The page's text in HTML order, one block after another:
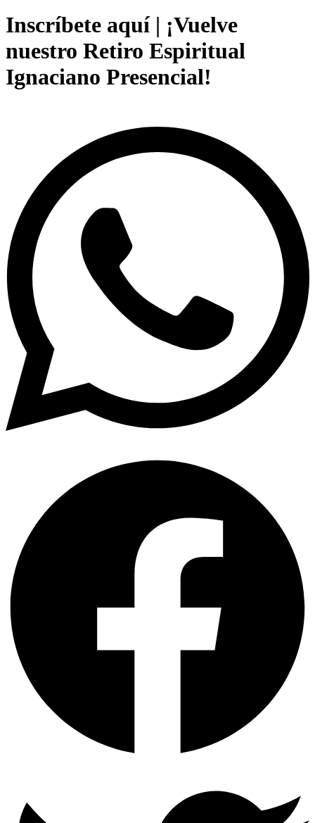
Inscríbete aquí | ¡Vuelve
nuestro Retiro Espiritual
Ignaciano Presencial!